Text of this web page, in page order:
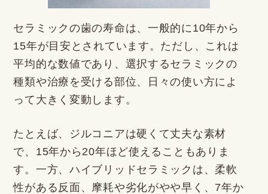
セラミックの歯の寿命は、一般的に10年から
15年が目安とされています。ただし、これは
平均的な数値であり、選択するセラミックの
種類や治療を受ける部位、日々の使い方によ
って大きく変動します。
たとえば、ジルコニアは硬くて丈夫な素材
で、15年から20年ほど使えることもありま
す。一方、ハイブリッドセラミックは、柔軟
性がある反面、摩耗や劣化がやや早く、7年か